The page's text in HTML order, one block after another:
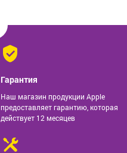
Гарантия
Наш магазин продукции Apple
предоставляет гарантию, которая
действует 12 месяцев